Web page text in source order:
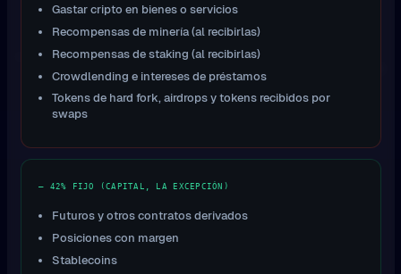
Gastar cripto en bienes o servicios
Recompensas de minería (al recibirlas)
Recompensas de staking (al recibirlas)
Crowdlending e intereses de préstamos
Tokens de hard fork, airdrops y tokens recibidos por
swaps
— 42% FIJO (CAPITAL, LA EXCEPCIÓN)
Futuros y otros contratos derivados
Posiciones con margen
Stablecoins